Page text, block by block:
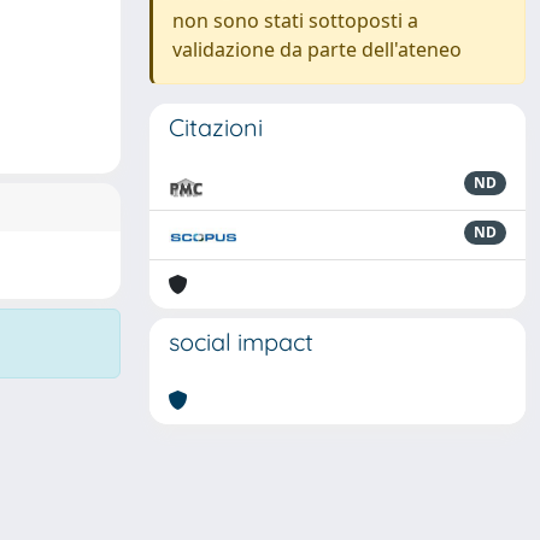
non sono stati sottoposti a
validazione da parte dell'ateneo
Citazioni
ND
ND
social impact